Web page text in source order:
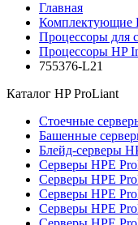
Главная
Комплектующие
Процессоры для
Процессоры HP
755376-L21
Каталог HP ProLiant
Стоечные
Башенные
Блейд-серверы
Серверы HPE
Серверы HPE
Серверы HPE
Серверы HPE